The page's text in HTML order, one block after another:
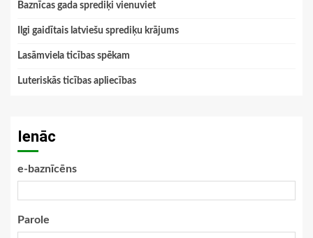
Baznīcas gada sprediķi vienuviet
Ilgi gaidītais latviešu sprediķu krājums
Lasāmviela ticības spēkam
Luteriskās ticības apliecības
Ienāc
e-baznīcēns
Parole